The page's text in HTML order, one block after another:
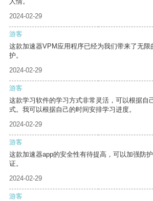
2024-02-29
游客
这款加速器VPM应用程序已经为我们带来了无限
护。
2024-02-29
游客
这款学习软件的学习方式非常灵活，可以根据自
式。我可以根据自己的时间安排学习进度。
2024-02-29
游客
这款加速器app的安全性有待提高，可以加强防
证。
2024-02-29
游客